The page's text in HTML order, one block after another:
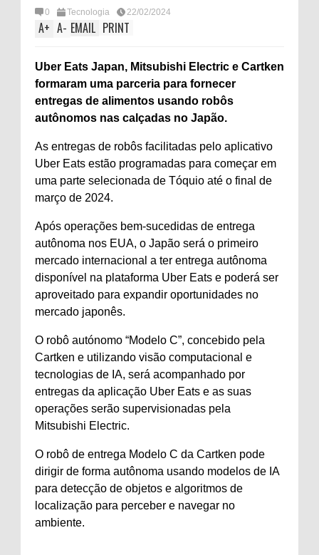
0 Tecnologia 22/02/2024
A+ A- EMAIL PRINT
Uber Eats Japan, Mitsubishi Electric e Cartken
formaram uma parceria para fornecer
entregas de alimentos usando robôs
autônomos nas calçadas no Japão.
As entregas de robôs facilitadas pelo aplicativo
Uber Eats estão programadas para começar em
uma parte selecionada de Tóquio até o final de
março de 2024.
Após operações bem-sucedidas de entrega
autônoma nos EUA, o Japão será o primeiro
mercado internacional a ter entrega autônoma
disponível na plataforma Uber Eats e poderá ser
aproveitado para expandir oportunidades no
mercado japonês.
O robô autónomo “Modelo C”, concebido pela
Cartken e utilizando visão computacional e
tecnologias de IA, será acompanhado por
entregas da aplicação Uber Eats e as suas
operações serão supervisionadas pela
Mitsubishi Electric.
O robô de entrega Modelo C da Cartken pode
dirigir de forma autônoma usando modelos de IA
para detecção de objetos e algoritmos de
localização para perceber e navegar no
ambiente.